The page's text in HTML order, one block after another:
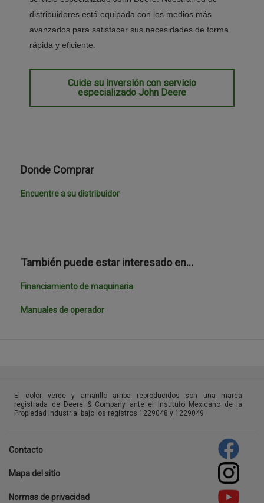
distribuidores está equipada con los medios más
avanzados para satisfacer sus necesidades de forma
rápida y eficiente.
Cuide su inversión con servicio
especializado John Deere
Donde Comprar
Encuentre a su distribuidor
También puede estar interesado en…
Financiamiento de maquinaria
Manuales de operador
El color verde y amarillo arriba reproducidos son una marca
registrada de Deere & Company ante el Instituto Mexicano de la
Propiedad Industrial bajo los registros 1229048 y 1229049
Footer
menu
Contacto
Mapa del sitio
Normas de privacidad